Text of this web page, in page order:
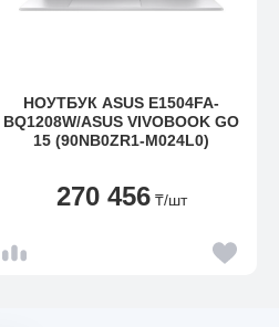
НОУТБУК ASUS E1504FA-
BQ1208W/ASUS VIVOBOOK GO
15 (90NB0ZR1-M024L0)
270 456 ₸/шт